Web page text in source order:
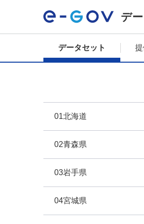
デ
データセット
01北海道
02青森県
03岩手県
04宮城県